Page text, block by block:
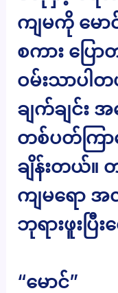
ကျမကို မေ
စကား ပြေ
ဝမ်းသာပါ
ချက်ချင်း
တစ်ပတ်ကြာ
ချိန်းတယ်။ တ
ကျမရော
ဘုရားဖူးပြီး
“မောင်”